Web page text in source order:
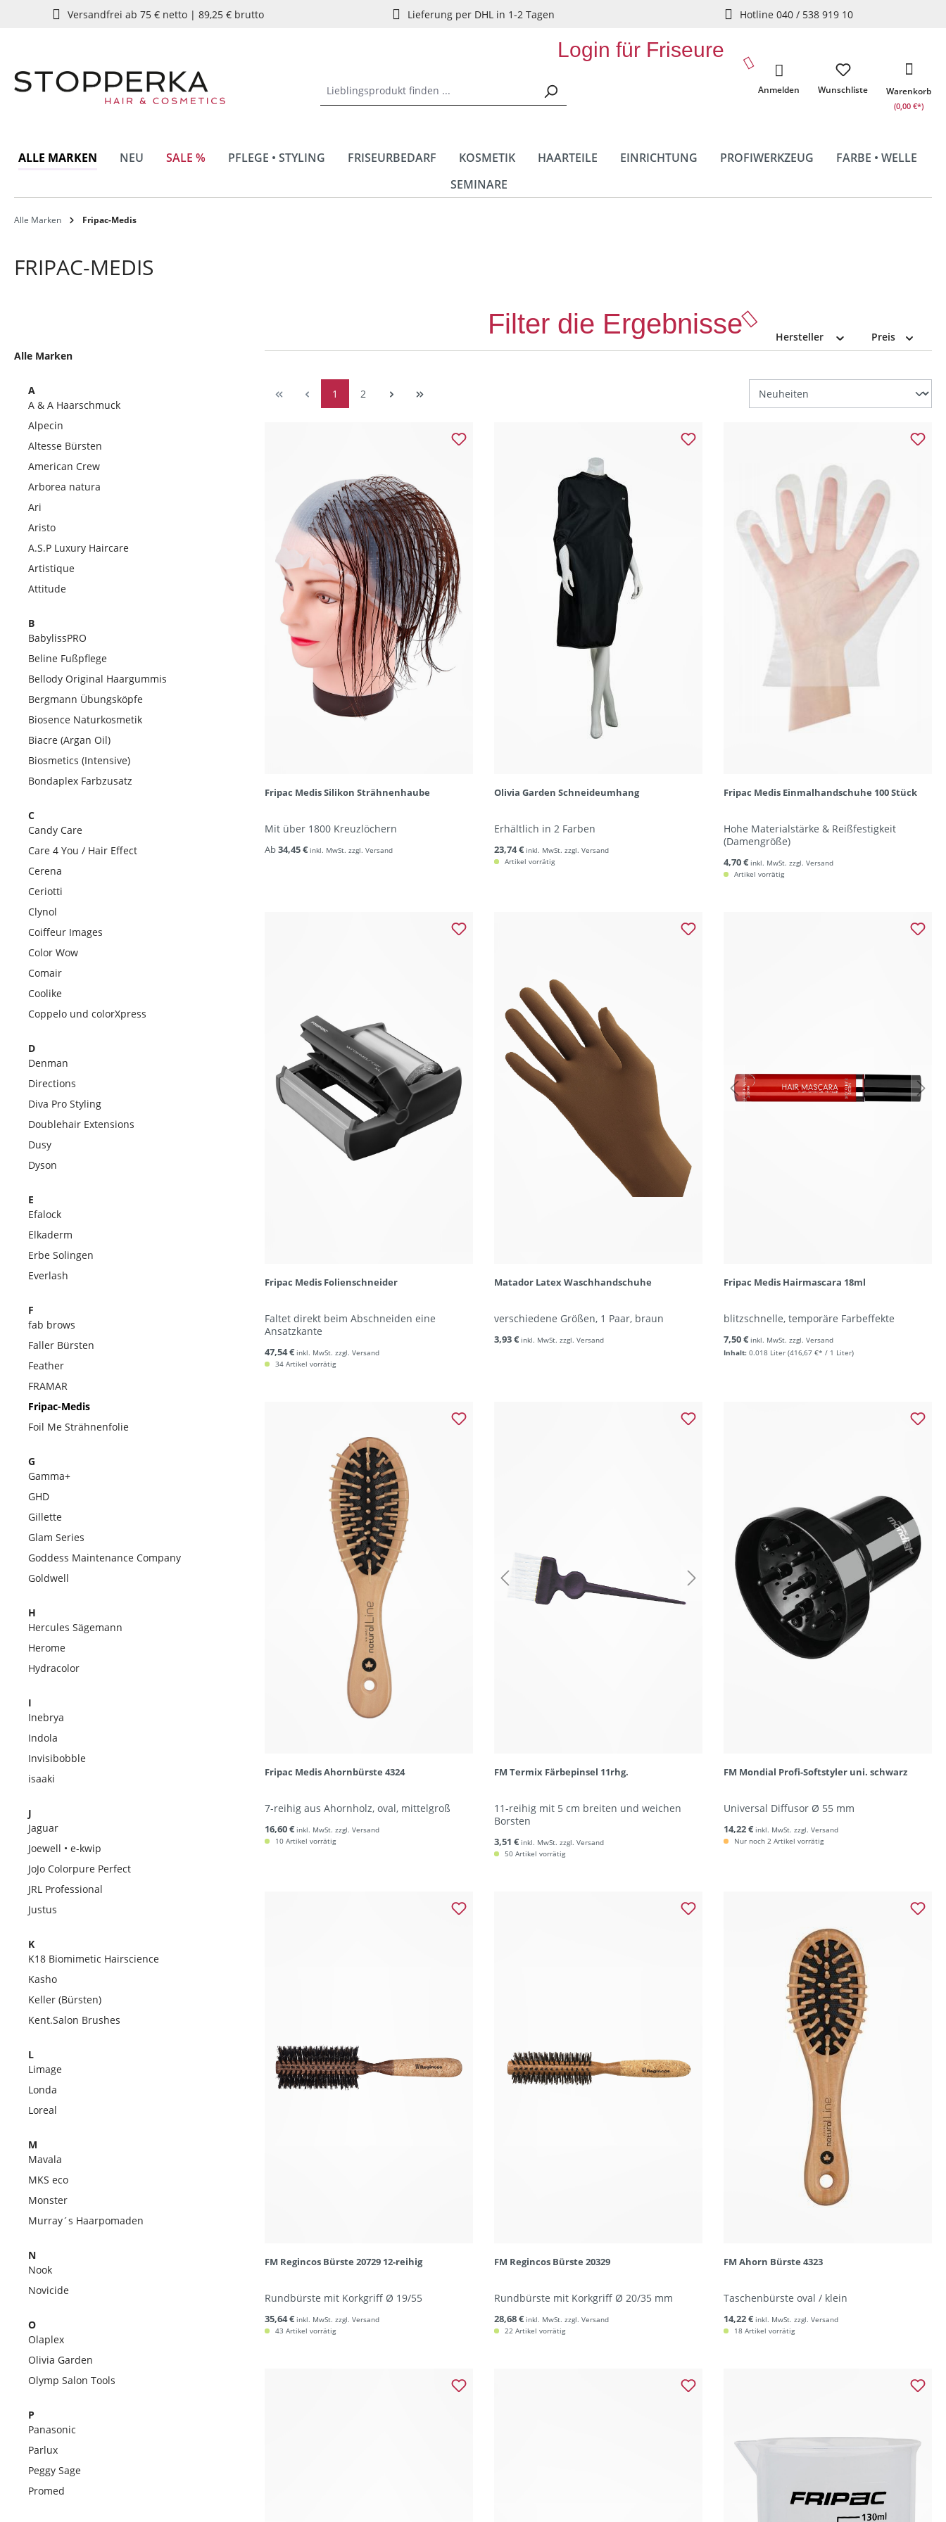
Zur Hauptnavigation springen
Versandfrei ab 75 € netto | 89,25 € brutto Lieferung per DHL in 1-2 Tagen Hotline 040 / 538 919 10
Login für Friseure
Wunschliste
Anmelden Warenkorb
(0,00 €*)
ALLE MARKEN NEU SALE % PFLEGE • STYLING FRISEURBEDARF KOSMETIK HAARTEILE EINRICHTUNG PROFIWERKZEUG
FARBE • WELLE
SEMINARE
Alle Marken Fripac-Medis
FRIPAC-MEDIS
Alle Marken
A
A & A Haarschmuck
Alpecin
Altesse Bürsten
American Crew
Arborea natura
Ari
Aristo
A.S.P Luxury Haircare
Artistique
Attitude
B
BabylissPRO
Beline Fußpflege
Bellody Original Haargummis
Bergmann Übungsköpfe
Biosence Naturkosmetik
Biacre (Argan Oil)
Biosmetics (Intensive)
Bondaplex Farbzusatz
C
Candy Care
Care 4 You / Hair Effect
Cerena
Ceriotti
Clynol
Coiffeur Images
Color Wow
Comair
Coolike
Coppelo und colorXpress
D
Denman
Directions
Diva Pro Styling
Doublehair Extensions
Dusy
Dyson
E
Efalock
Elkaderm
Erbe Solingen
Everlash
F
fab brows
Faller Bürsten
Feather
FRAMAR
Fripac-Medis
Foil Me Strähnenfolie
G
Gamma+
GHD
Gillette
Glam Series
Goddess Maintenance Company
Goldwell
H
Hercules Sägemann
Herome
Hydracolor
I
Inebrya
Indola
Invisibobble
isaaki
J
Jaguar
Joewell • e-kwip
JoJo Colorpure Perfect
JRL Professional
Justus
K
K18 Biomimetic Hairscience
Kasho
Keller (Bürsten)
Kent.Salon Brushes
L
Limage
Londa
Loreal
M
Mavala
MKS eco
Monster
Murray´s Haarpomaden
N
Nook
Novicide
O
Olaplex
Olivia Garden
Olymp Salon Tools
P
Panasonic
Parlux
Peggy Sage
Promed
Filter die Ergebnisse Hersteller Preis
1 2
Fripac Medis Silikon Strähnenhaube
Mit über 1800 Kreuzlöchern
Ab34,45 € inkl. MwSt. zzgl. Versand
Olivia Garden Schneideumhang
Erhältlich in 2 Farben
23,74 € inkl. MwSt. zzgl. Versand
Artikel vorrätig
Fripac Medis Einmalhandschuhe 100 Stück
Hohe Materialstärke & Reißfestigkeit
(Damengröße)
4,70 € inkl. MwSt. zzgl. Versand
Artikel vorrätig
Fripac Medis Folienschneider
Faltet direkt beim Abschneiden eine
Ansatzkante
47,54 € inkl. MwSt. zzgl. Versand
34 Artikel vorrätig
Matador Latex Waschhandschuhe
verschiedene Größen, 1 Paar, braun
3,93 € inkl. MwSt. zzgl. Versand
Fripac Medis Hairmascara 18ml
blitzschnelle, temporäre Farbeffekte
Inhalt: 0.018 Liter (416,67 €* / 1 Liter)
7,50 € inkl. MwSt. zzgl. Versand
Fripac Medis Ahornbürste 4324
7-reihig aus Ahornholz, oval, mittelgroß
16,60 € inkl. MwSt. zzgl. Versand
10 Artikel vorrätig
FM Termix Färbepinsel 11rhg.
11-reihig mit 5 cm breiten und weichen
Borsten
3,51 € inkl. MwSt. zzgl. Versand
50 Artikel vorrätig
FM Mondial Profi-Softstyler uni. schwarz
Universal Diffusor Ø 55 mm
14,22 € inkl. MwSt. zzgl. Versand
Nur noch 2 Artikel vorrätig
FM Regincos Bürste 20729 12-reihig
Rundbürste mit Korkgriff Ø 19/55
35,64 € inkl. MwSt. zzgl. Versand
43 Artikel vorrätig
FM Regincos Bürste 20329
Rundbürste mit Korkgriff Ø 20/35 mm
28,68 € inkl. MwSt. zzgl. Versand
22 Artikel vorrätig
FM Ahorn Bürste 4323
Taschenbürste oval / klein
14,22 € inkl. MwSt. zzgl. Versand
18 Artikel vorrätig